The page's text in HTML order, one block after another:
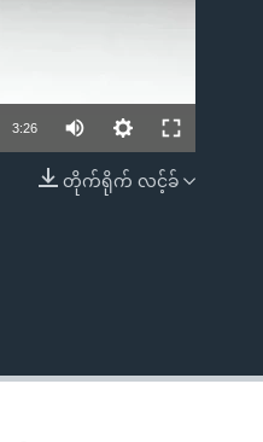
EMBED
3:26
တိုက်ရိုက် လင့်ခ်